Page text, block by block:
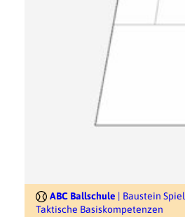
ABC Ballschule | Baustein Spiel
Taktische Basiskompetenzen